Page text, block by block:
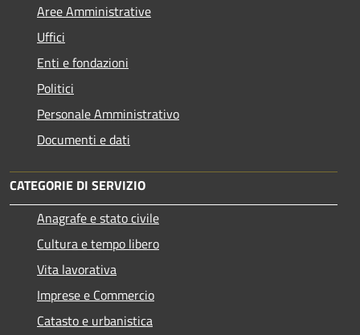
Aree Amministrative
Uffici
Enti e fondazioni
Politici
Personale Amministrativo
Documenti e dati
CATEGORIE DI SERVIZIO
Anagrafe e stato civile
Cultura e tempo libero
Vita lavorativa
Imprese e Commercio
Catasto e urbanistica